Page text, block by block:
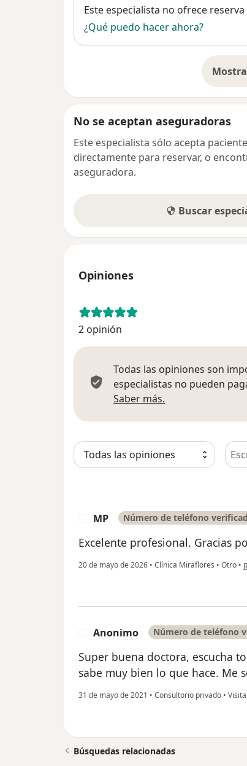
Disponibilidad
Este especialista no ofrece
¿Qué puedo hacer ahora?
No se aceptan aseguradoras
Este especialista sólo acepta
directamente para reservar, o
aseguradora.
Buscar
Opiniones
2 opinión
Todas las opiniones son
especialistas no pueden
Saber más.
MP Número de teléfono
Excelente profesional. Gracias
20 de mayo de 2026 • Clínica Miraflores • Otro •
Anonimo Número de teléfono
Super buena doctora, escucha
sabe muy bien lo que hace. Me
31 de mayo de 2021 • Consultorio privado •
Búsquedas relacionadas